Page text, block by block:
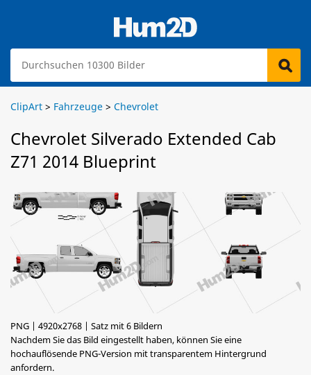
ClipArt > Fahrzeuge > Chevrolet
Chevrolet Silverado Extended Cab
Z71 2014 Blueprint
PNG | 4920x2768 | Satz mit 6 Bildern
Nachdem Sie das Bild eingestellt haben, können Sie eine
hochauflösende PNG-Version mit transparentem Hintergrund
anfordern.